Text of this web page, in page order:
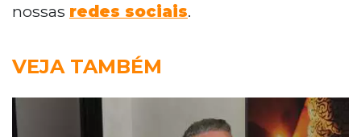
nossas redes sociais.
VEJA TAMBÉM